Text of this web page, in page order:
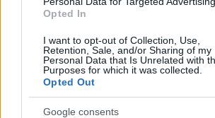
Opted In
I want to opt-out of Collection, Use,
Retention, Sale, and/or Sharing of my
Personal Data that Is Unrelated with
Purposes for which it was collected.
Opted Out
Google consents